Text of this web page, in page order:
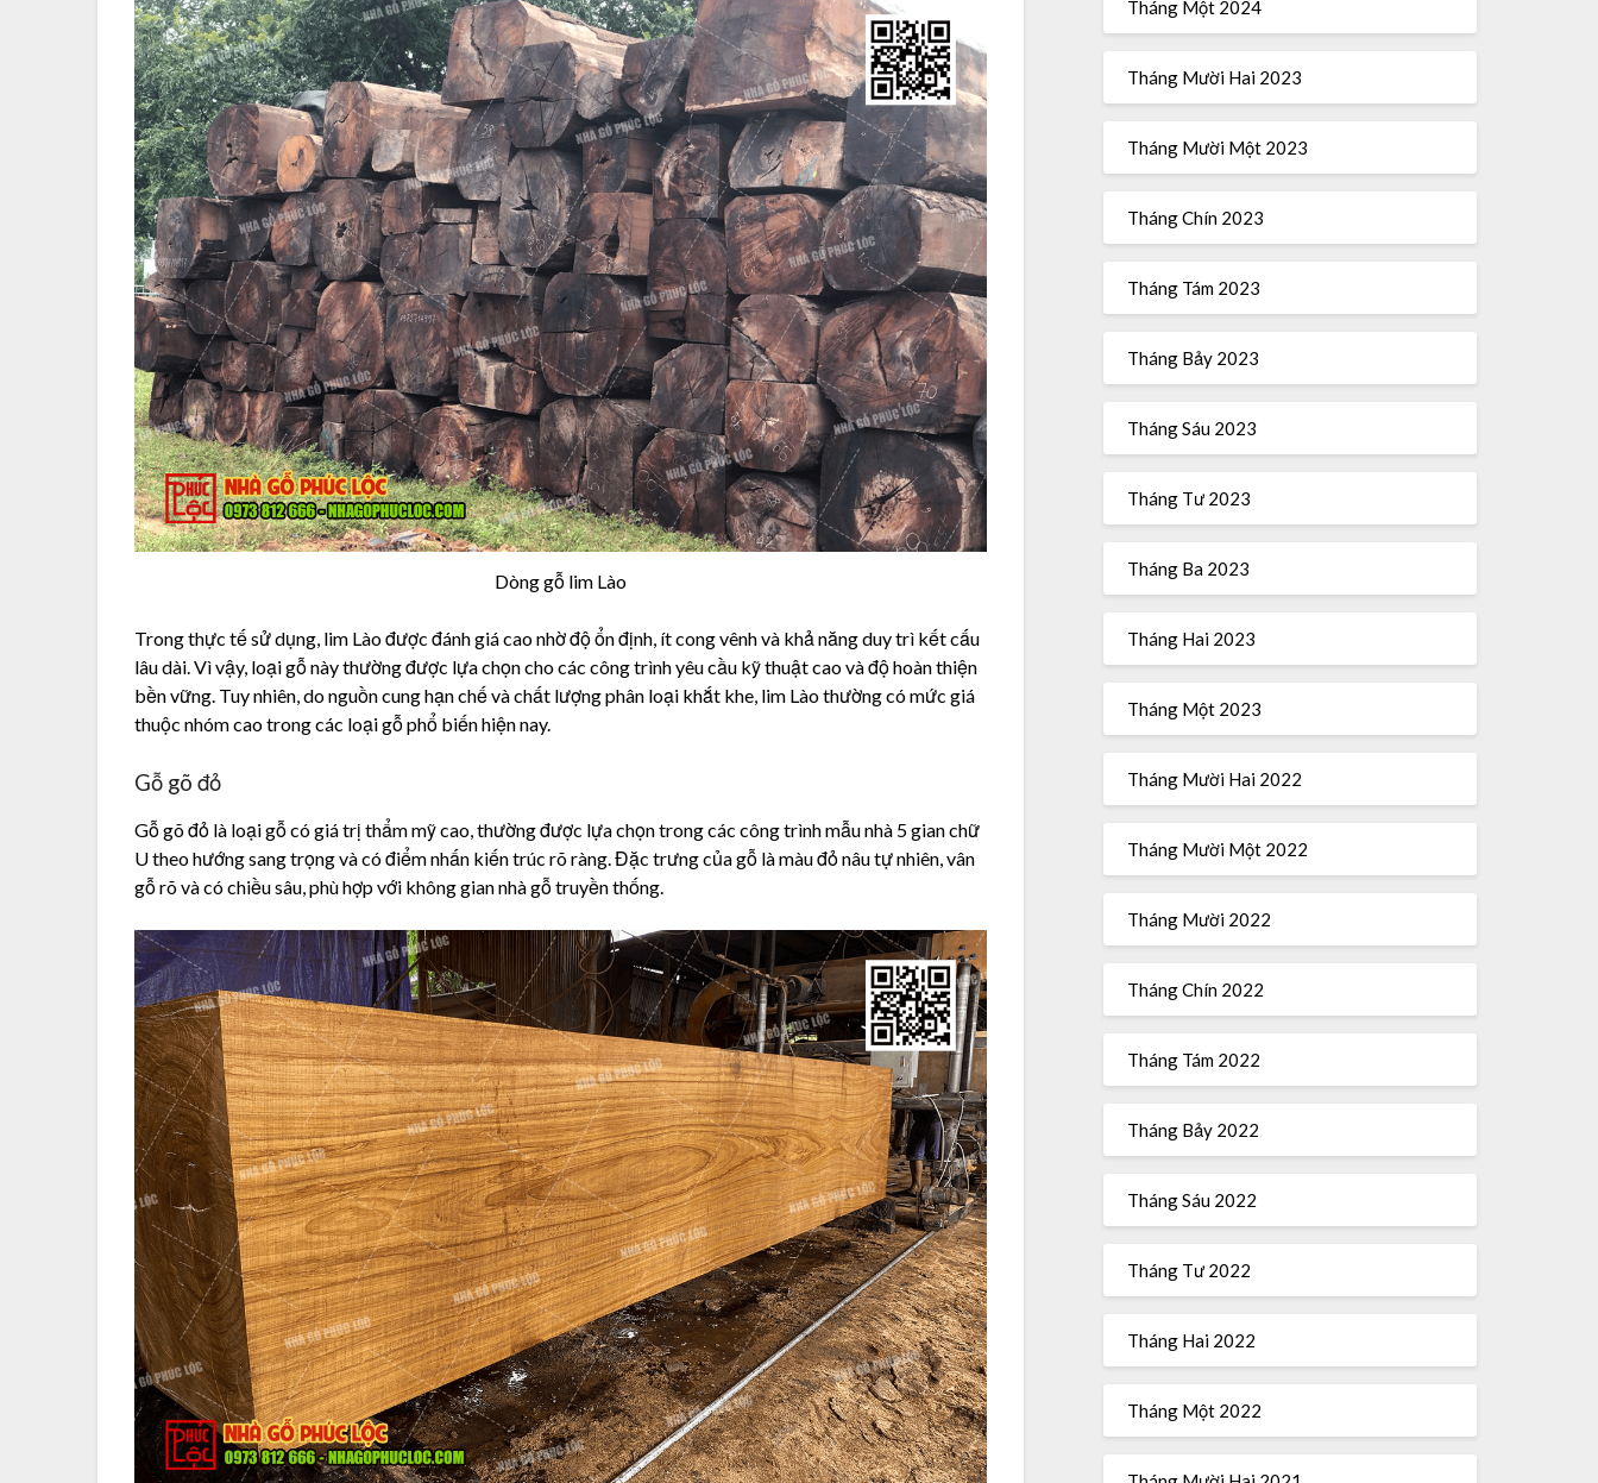
Dòng gỗ lim Lào
Trong thực tế sử dụng, lim Lào được đánh giá cao nhờ độ ổn định, ít cong vênh và khả năng duy trì kết cấu
lâu dài. Vì vậy, loại gỗ này thường được lựa chọn cho các công trình yêu cầu kỹ thuật cao và độ hoàn thiện
bền vững. Tuy nhiên, do nguồn cung hạn chế và chất lượng phân loại khắt khe, lim Lào thường có mức giá
thuộc nhóm cao trong các loại gỗ phổ biến hiện nay.
Gỗ gõ đỏ
Gỗ gõ đỏ là loại gỗ có giá trị thẩm mỹ cao, thường được lựa chọn trong các công trình mẫu nhà 5 gian chữ
U theo hướng sang trọng và có điểm nhấn kiến trúc rõ ràng. Đặc trưng của gỗ là màu đỏ nâu tự nhiên, vân
gỗ rõ và có chiều sâu, phù hợp với không gian nhà gỗ truyền thống.
Tháng Một 2024
Tháng Mười Hai 2023
Tháng Mười Một 2023
Tháng Chín 2023
Tháng Tám 2023
Tháng Bảy 2023
Tháng Sáu 2023
Tháng Tư 2023
Tháng Ba 2023
Tháng Hai 2023
Tháng Một 2023
Tháng Mười Hai 2022
Tháng Mười Một 2022
Tháng Mười 2022
Tháng Chín 2022
Tháng Tám 2022
Tháng Bảy 2022
Tháng Sáu 2022
Tháng Tư 2022
Tháng Hai 2022
Tháng Một 2022